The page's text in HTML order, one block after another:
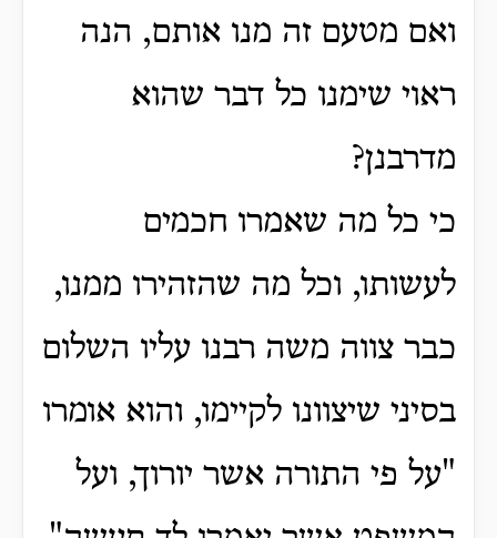
ואם מטעם זה מנו אותם, הנה
ראוי שימנו כל דבר שהוא
מדרבנן?
כי כל מה שאמרו חכמים
לעשותו, וכל מה שהזהירו ממנו,
כבר צווה משה רבנו עליו השלום
בסיני שיצוונו לקיימו, והוא אומרו
"על פי התורה אשר יורוך, ועל